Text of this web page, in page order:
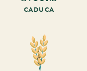
CADUCA